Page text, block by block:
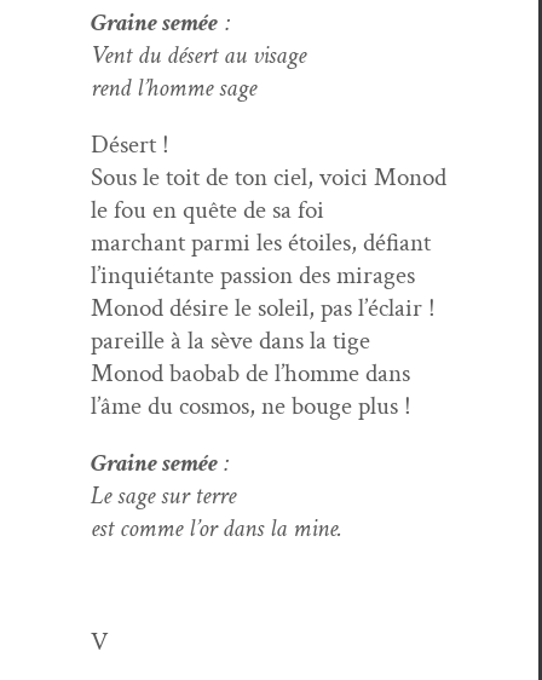
Graine semée:
Vent du désert au visage
rend l’homme sage
Désert !
Sous le toit de ton ciel, voici Mon­od
le fou en quête de sa foi
marchant par­mi les étoiles, défi­ant
l’inquiétante pas­sion des mirages
Mon­od désire le soleil, pas l’éclair !
pareille à la sève dans la tige
Mon­od baobab de l’homme dans
l’âme du cos­mos, ne bouge plus !
Graine semée:
Le sage sur terre
est comme l’or dans la mine.
V